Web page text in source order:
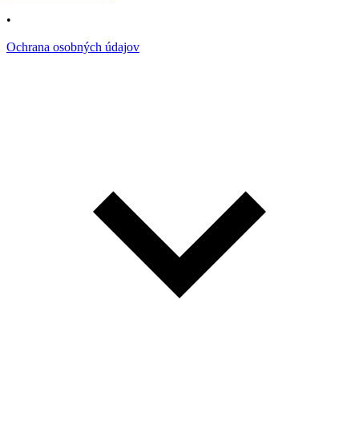
•
Ochrana osobných údajov